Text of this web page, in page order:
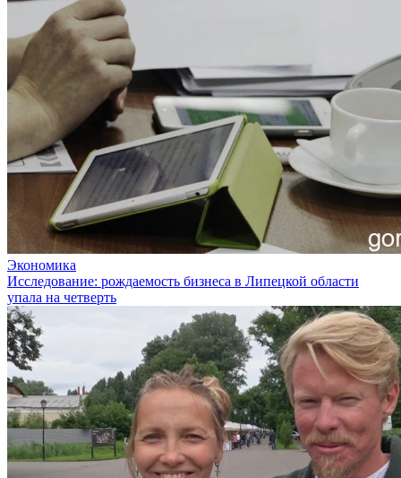
Экономика
Исследование: рождаемость бизнеса в Липецкой области
упала на четверть